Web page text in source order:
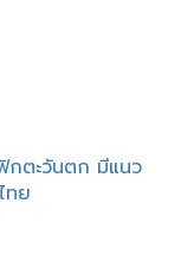
กตะวันตก มีแนว
ทย